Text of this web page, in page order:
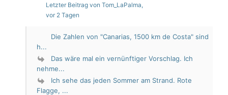
Letzter Beitrag von Tom_LaPalma,
vor 2 Tagen
Die Zahlen von "Canarias, 1500 km de Costa" sind
h...
Das wäre mal ein vernünftiger Vorschlag. Ich
nehme...
Ich sehe das jeden Sommer am Strand. Rote
Flagge, ...